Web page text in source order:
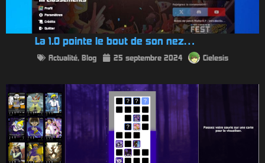
La 1.0 pointe le bout de son nez…
Actualité, Blog 25 septembre 2024 Cielesis